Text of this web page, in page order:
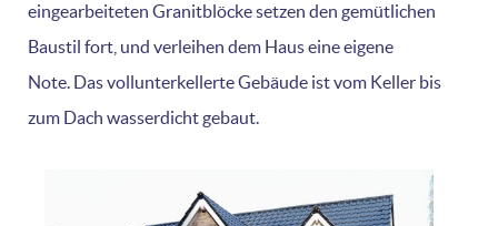
eingearbeiteten Granitblöcke setzen den gemütlichen
Baustil fort, und verleihen dem Haus eine eigene
Note. Das vollunterkellerte Gebäude ist vom Keller bis
zum Dach wasserdicht gebaut.